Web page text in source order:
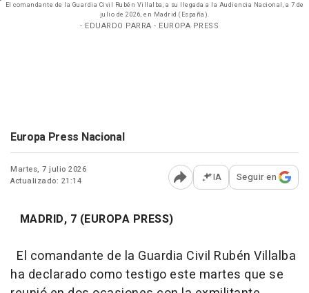
El comandante de la Guardia Civil Rubén Villalba, a su llegada a la Audiencia Nacional, a 7 de
julio de 2026, en Madrid (España).
- EDUARDO PARRA - EUROPA PRESS
Europa Press Nacional
Martes, 7 julio 2026
Actualizado: 21:14
Abrir opciones para
IA Seguir en
MADRID, 7 (EUROPA PRESS)
El comandante de la Guardia Civil Rubén Villalba
ha declarado como testigo este martes que se